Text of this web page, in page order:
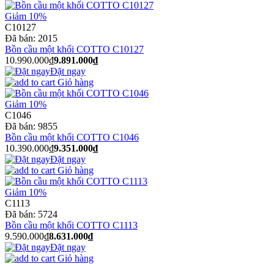
Giảm 10%
C10127
Đã bán: 2015
Bồn cầu một khối COTTO C10127
10.990.000₫9.891.000₫
Đặt ngay
Giỏ hàng
Giảm 10%
C1046
Đã bán: 9855
Bồn cầu một khối COTTO C1046
10.390.000₫9.351.000₫
Đặt ngay
Giỏ hàng
Giảm 10%
C1113
Đã bán: 5724
Bồn cầu một khối COTTO C1113
9.590.000₫8.631.000₫
Đặt ngay
Giỏ hàng